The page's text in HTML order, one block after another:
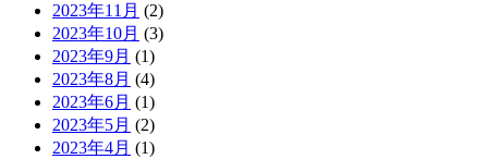
2023年11月 (2)
2023年10月 (3)
2023年9月 (1)
2023年8月 (4)
2023年6月 (1)
2023年5月 (2)
2023年4月 (1)